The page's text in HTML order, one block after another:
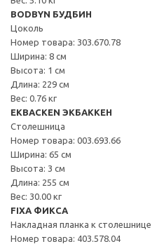
BODBYN БУДБИН
Цоколь
Номер товара: 303.670.78
Ширина: 8 см
Высота: 1 см
Длина: 229 см
Вес: 0.76 кг
EKBACKEN ЭКБАККЕН
Столешница
Номер товара: 003.693.66
Ширина: 65 см
Высота: 3 см
Длина: 255 см
Вес: 30.00 кг
FIXA ФИКСА
Накладная планка к столешнице
Номер товара: 403.578.04